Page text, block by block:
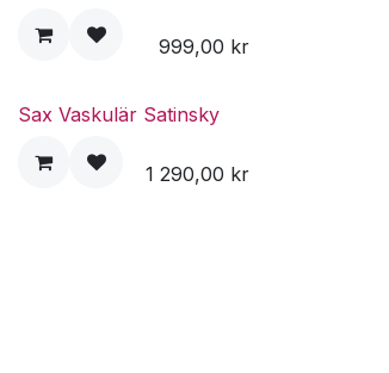
999,00 kr
Sax Vaskulär Satinsky
1 290,00 kr